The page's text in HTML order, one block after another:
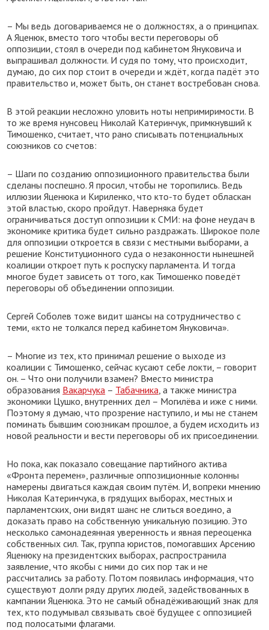
– Мы ведь договариваемся не о должностях, а о принципах.
А Яценюк, вместо того чтобы вести переговоры об
оппозиции, стоял в очереди под кабинетом Януковича и
выпрашивал должности. И судя по тому, что происходит,
думаю, до сих пор стоит в очереди и ждёт, когда падёт это
правительство и, может быть, он станет востребован снова.
В этой реакции несложно уловить ноты непримиримости. В
то же время нунсовец Николай Катеринчук, примкнувший к
Тимошенко, считает, что рано списывать потенциальных
союзников со счетов:
– Шаги по созданию оппозиционного правительства были
сделаны поспешно. Я просил, чтобы не торопились. Ведь
иллюзии Яценюка и Кириленко, что кто-то будет обласкан
этой властью, скоро пройдут. Наверняка будет
ограничиваться доступ оппозиции к СМИ: на фоне неудач в
экономике критика будет сильно раздражать. Широкое поле
для оппозиции откроется в связи с местными выборами, а
решение Конституционного суда о незаконности нынешней
коалиции откроет путь к роспуску парламента. И тогда
многое будет зависеть от того, как Тимошенко поведёт
переговоры об объе­динении оппозиции.
Сергей Соболев тоже видит шансы на сотрудничество с
теми, «кто не толкался перед кабинетом Януковича».
– Многие из тех, кто принимал решение о выходе из
коалиции с Тимошенко, сейчас кусают себе локти, – говорит
он. – Что они получили взамен? Вместо министра
образования Вакарчука – Табачника, а также министра
экономики Цушко, внутренних дел – Могилёва и иже с ними.
Поэтому я думаю, что прозрение наступило, и мы не станем
поминать бывшим союзникам прошлое, а будем исходить из
новой реальности и вести переговоры об их присоединении.
Но пока, как показало совещание партийного актива
«Фронта перемен», различные оппозиционные колонны
намерены двигаться каждая своим путём. И, вопреки мнению
Николая Катеринчука, в грядущих выборах, местных и
парламентских, они видят шанс не слиться воедино, а
доказать право на собственную уникальную позицию. Это
несколько самонадеянная уверенность и явная переоценка
собственных сил. Так, группа юристов, помогавших Арсению
Яценюку на президентских выборах, распространила
заявление, что якобы с ними до сих пор так и не
рассчитались за работу. Потом появилась информация, что
существуют долги ряду других людей, задействованных в
кампании Яценюка. Это не самый обнадёживающий знак для
тех, кто подумывал связывать своё будущее с оппозицией
под полосатыми флагами.